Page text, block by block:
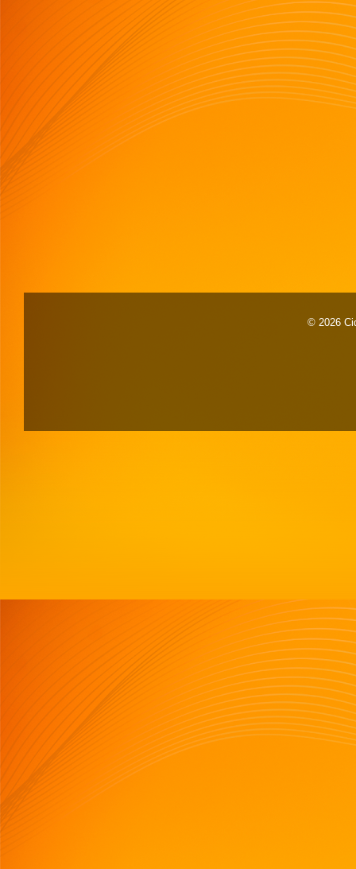
© 2026